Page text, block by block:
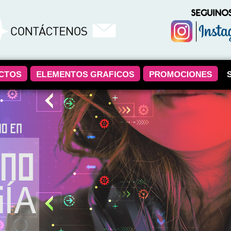
ELEMENTOS GRAFICOS PROMOCIONES